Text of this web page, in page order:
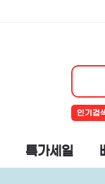
인기검
특가세일